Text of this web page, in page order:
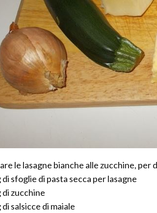
le lasagne bianche alle zucchine,
di sfoglie di pasta secca per lasagne
di zucchine
di salsicce di maiale